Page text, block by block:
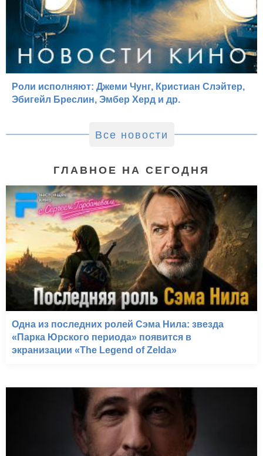
Роли исполняют: Джеми Чунг, Кристиан Слэйтер,
Эбигейл Бреслин, Эмбер Херд и др.
Все новости
ГЛАВНОЕ НА СЕГОДНЯ
Одна из последних ролей Сэма Нила: звезда
«Парка Юрского периода» появится в
экранизации «The Legend of Zelda»